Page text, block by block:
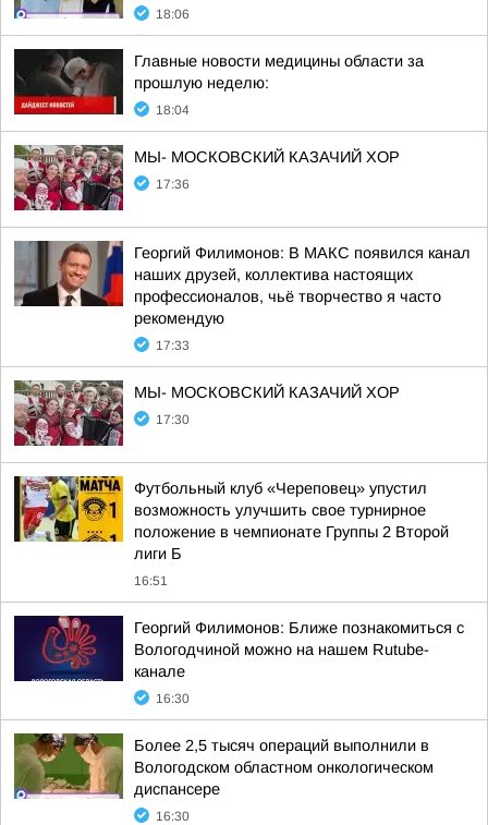
18:06
Главные новости медицины области за
прошлую неделю:
18:04
МЫ- МОСКОВСКИЙ КАЗАЧИЙ ХОР
17:36
Георгий Филимонов: В МАКС появился канал
наших друзей, коллектива настоящих
профессионалов, чьё творчество я часто
рекомендую
17:33
МЫ- МОСКОВСКИЙ КАЗАЧИЙ ХОР
17:30
Футбольный клуб «Череповец» упустил
возможность улучшить свое турнирное
положение в чемпионате Группы 2 Второй
лиги Б
16:51
Георгий Филимонов: Ближе познакомиться с
Вологодчиной можно на нашем Rutube-
канале
16:30
Более 2,5 тысяч операций выполнили в
Вологодском областном онкологическом
диспансере
16:30